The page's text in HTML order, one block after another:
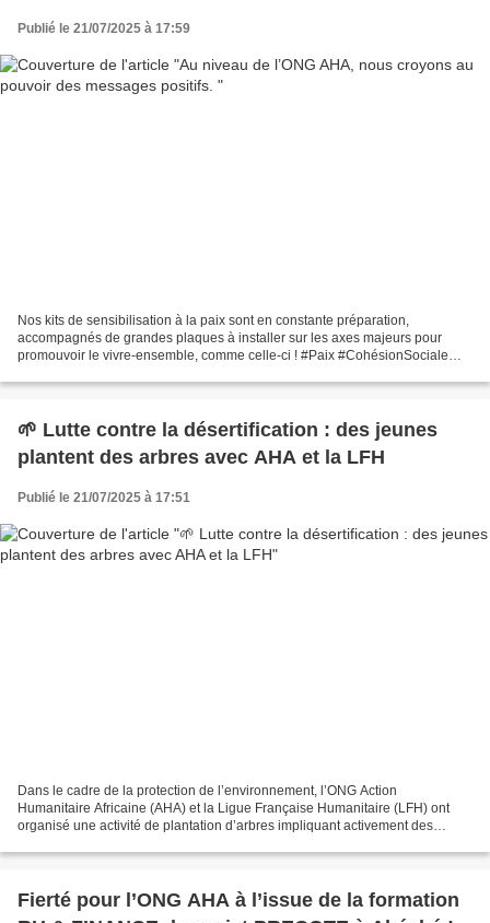
Publié le 21/07/2025 à 17:59
Nos kits de sensibilisation à la paix sont en constante préparation,
accompagnés de grandes plaques à installer sur les axes majeurs pour
promouvoir le vivre-ensemble, comme celle-ci ! #Paix #CohésionSociale
🌱 Lutte contre la désertification : des jeunes
plantent des arbres avec AHA et la LFH
Publié le 21/07/2025 à 17:51
Dans le cadre de la protection de l’environnement, l’ONG Action
Humanitaire Africaine (AHA) et la Ligue Française Humanitaire (LFH) ont
organisé une activité de plantation d’arbres impliquant activement des
Fierté pour l’ONG AHA à l’issue de la formation